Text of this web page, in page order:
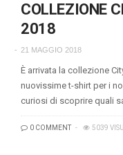
COLLEZIONE
2018
21 MAGGIO 2018
È arrivata la collezione
nuovissime t-shirt per i
curiosi di scoprire quali
0 COMMENT 5039